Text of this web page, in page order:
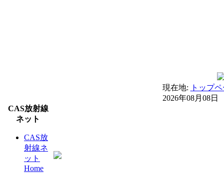
現在地:
トップ
2026年08月08日
CAS放射線
ネット
CAS放
射線ネ
ット
Home